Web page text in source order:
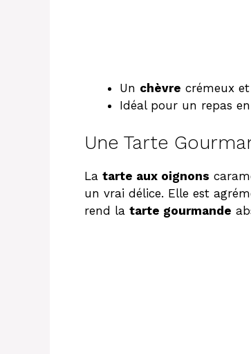
Un chèvre crémeux
Idéal pour un repas
Une Tarte
La tarte aux oignons
un vrai délice. Elle est
rend la tarte gourmande